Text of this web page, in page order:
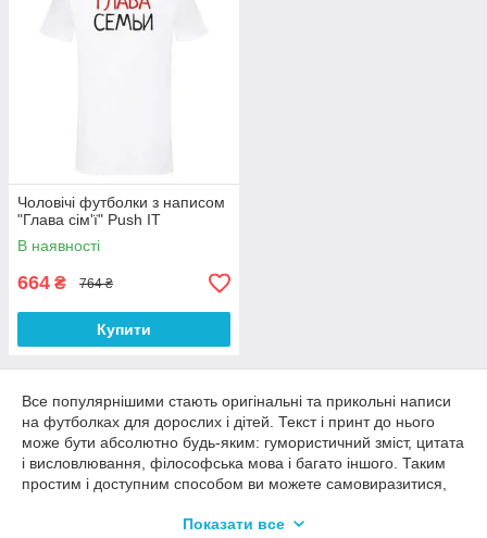
Чоловічі футболки з написом
"Глава сім'ї" Push IT
В наявності
664 ₴ 764 ₴
Купити
Все популярнішими стають оригінальні та прикольні написи
на футболках для дорослих і дітей. Текст і принт до нього
може бути абсолютно будь-яким: гумористичний зміст, цитата
і висловлювання, філософська мова і багато іншого. Таким
простим і доступним способом ви можете самовиразитися,
почуттях. Саме це викликає масовий попит на оформлення
Показати все